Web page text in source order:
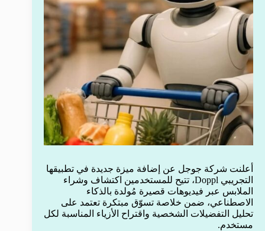
أعلنت شركة جوجل عن إضافة ميزة جديدة في تطبيقها
التجريبي Doppl، تتيح للمستخدمين اكتشاف وشراء
الملابس عبر فيديوهات قصيرة مُولدة بالذكاء
الاصطناعي، ضمن خلاصة تسوّق مبتكرة تعتمد على
تحليل التفضيلات الشخصية واقتراح الأزياء المناسبة لكل
مستخدم.